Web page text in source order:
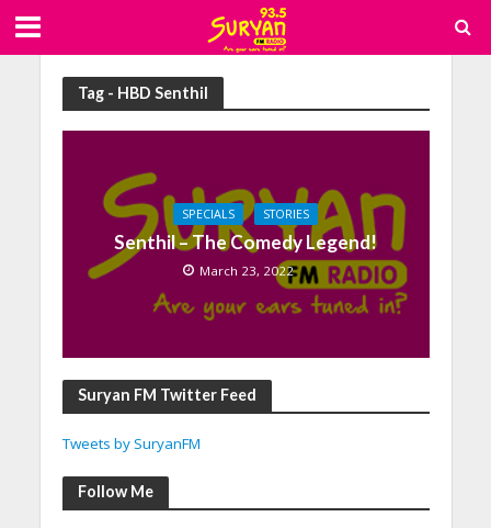
Tag - HBD Senthil
SPECIALS STORIES
Senthil – The Comedy Legend!
March 23, 2022
Suryan FM Twitter Feed
Tweets by SuryanFM
Follow Me